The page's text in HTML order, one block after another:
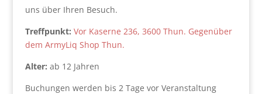
uns über Ihren Besuch.
Treffpunkt: Vor Kaserne 236, 3600 Thun. Gegenüber
dem ArmyLiq Shop Thun.
Alter: ab 12 Jahren
Buchungen werden bis 2 Tage vor Veranstaltung